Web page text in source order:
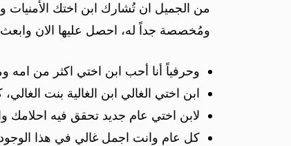
من الجميل ان تُشارك ابن اختك الأمنيات
ومُخصصة جداً له، احصل عليها الان وابعث
وحرفياً أنا أحب ابن اختي اكثر من
ابن اختي الغالي ابن الغالية بنت
لابن اختي عام جديد تحقق فيه احلامك
كل عام وانت اجمل غالي في هذا الوجود